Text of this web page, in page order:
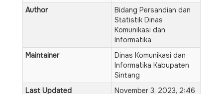
Author
Bidang Persandian dan
Statistik Dinas
Komunikasi dan
Informatika
Maintainer
Dinas Komunikasi dan
Informatika Kabupaten
Sintang
Last Updated
November 3, 2023, 2:46